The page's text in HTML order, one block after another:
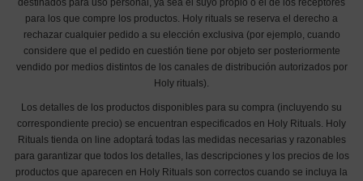
para los que compre los productos. Holy rituals se reserva el derecho a
rechazar cualquier pedido a su elección exclusiva (por ejemplo, cuando
considere que el pedido en cuestión tiene por objeto ser posteriormente
vendido por medios distintos de los canales de distribución autorizados por
Holy rituals).
Los detalles de los productos disponibles para su compra (incluyendo su
correspondiente precio) se encuentran especificados en Holy Rituals. Holy
Rituals tienda on line adoptará todas las medidas necesarias y razonables
para garantizar que todos los detalles, las descripciones y los precios de los
productos que aparecen en Holy Rituals son correctos cuando se incluya la